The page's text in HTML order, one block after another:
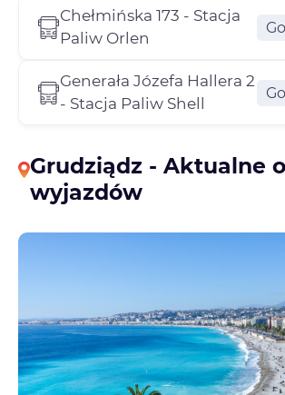
Chełmińska 173 - Stacja
Paliw Orlen
Generała Józefa Hallera 2
- Stacja Paliw Shell
Grudziądz - Aktualne
wyjazdów